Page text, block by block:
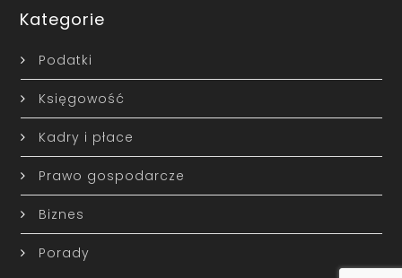
Kategorie
Podatki
Księgowość
Kadry i płace
Prawo gospodarcze
Biznes
Porady